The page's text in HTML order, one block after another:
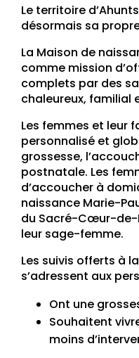
Le territoire
désormais sa
La Maison de
comme mission
complets par des
chaleureux, familial
Les femmes et leur
personnalisé et
grossesse,
postnatale. Les
d’accoucher à
naissance Marie-
du Sacré-Cœur-de-
leur sage-femme.
Les suivis offerts à
s’adressent aux
Ont une
Souhaitent
moins